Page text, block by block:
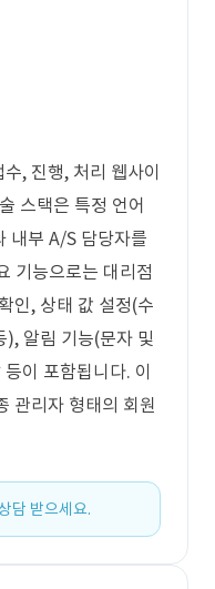
, 진행, 처리 웹사이
스택은 특정 언어
내부 A/S 담당자를
기능으로는 대리점
인, 상태 값 설정(수
), 알림 기능(문자 및
이 포함됩니다. 이
관리자 형태의 회원
담 받으세요.